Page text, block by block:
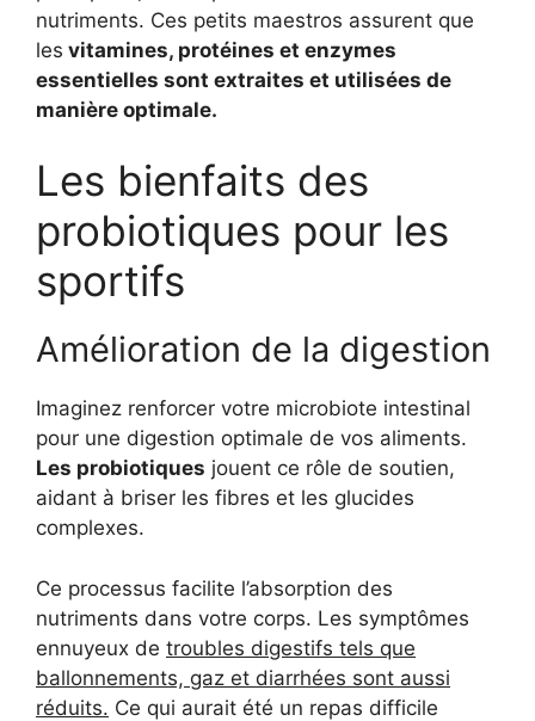
nutriments. Ces petits maestros assurent que
les vitamines, protéines et enzymes
essentielles sont extraites et utilisées de
manière optimale.
Les bienfaits des
probiotiques pour les
sportifs
Amélioration de la digestion
Imaginez renforcer votre microbiote intestinal
pour une digestion optimale de vos aliments.
Les probiotiques jouent ce rôle de soutien,
aidant à briser les fibres et les glucides
complexes.
Ce processus facilite l’absorption des
nutriments dans votre corps. Les symptômes
ennuyeux de troubles digestifs tels que
ballonnements, gaz et diarrhées sont aussi
réduits. Ce qui aurait été un repas difficile